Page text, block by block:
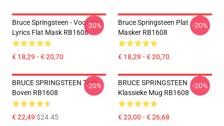
Bruce Springsteen - Voor You
Lyrics Flat Mask RB1608
€ 18,29 - € 20,70
-20%
Bruce Springsteen Plat
Masker RB1608
€ 18,29 - € 20,70
-20%
BRUCE SPRINGSTEEN Tank
Boven RB1608
€ 22,49$24.45
-20%
BRUCE SPRINGSTEEN
Klassieke Mug RB1608
€ 23,00 - € 26,68
-20%